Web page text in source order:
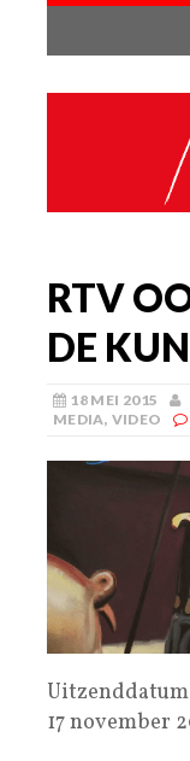
RTV
DE
18 MEI 2015
MEDIA, VIDEO
Uitzenddatum
17 november